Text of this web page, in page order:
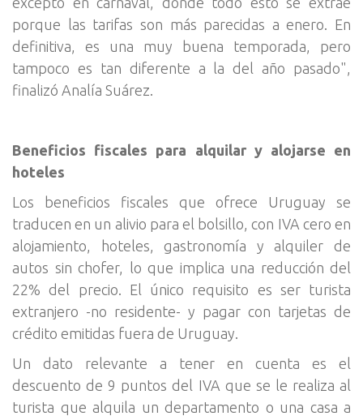
porque las tarifas son más parecidas a enero. En
definitiva, es una muy buena temporada, pero
tampoco es tan diferente a la del año pasado",
finalizó Analía Suárez.
Beneficios fiscales para alquilar y alojarse en
hoteles
Los beneficios fiscales que ofrece Uruguay se
traducen en un alivio para el bolsillo, con IVA cero en
alojamiento, hoteles, gastronomía y alquiler de
autos sin chofer, lo que implica una reducción del
22% del precio. El único requisito es ser turista
extranjero -no residente- y pagar con tarjetas de
crédito emitidas fuera de Uruguay.
Un dato relevante a tener en cuenta es el
descuento de 9 puntos del IVA que se le realiza al
turista que alquila un departamento o una casa a